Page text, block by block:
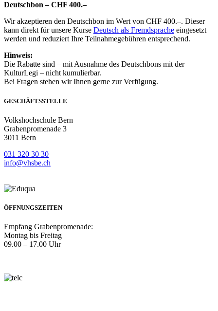
Deutschbon – CHF 400.–
Wir akzeptieren den Deutschbon im Wert von CHF 400.–. Dieser
kann direkt für unsere Kurse Deutsch als Fremdsprache eingesetzt
werden und reduziert Ihre Teilnahmegebühren entsprechend.
Hinweis:
Die Rabatte sind – mit Ausnahme des Deutschbons mit der
KulturLegi – nicht kumulierbar.
Bei Fragen stehen wir Ihnen gerne zur Verfügung.
GESCHÄFTSSTELLE
Volkshochschule Bern
Grabenpromenade 3
3011 Bern
031 320 30 30
info@vhsbe.ch
ÖFFNUNGSZEITEN
Empfang Grabenpromenade:
Montag bis Freitag
09.00 – 17.00 Uhr